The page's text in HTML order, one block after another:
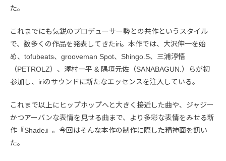
た。
これまでにも気鋭のプロデューサー勢との共作というスタイル
で、数多くの作品を発表してきたiri。本作では、大沢伸一を始
め、tofubeats、grooveman Spot、Shingo.S、三浦淳悟
（PETROLZ）、澤村一平 & 隅垣元佐（SANABAGUN.）らが初
参加し、iriのサウンドに新たなエッセンスを注入している。
これまで以上にヒップホップへと大きく接近した曲や、ジャジー
かつアーバンな表情を見せる曲まで、より多彩な表情をみせる新
作『Shade』。今回はそんな本作の制作に際した精神面を訊い
た。